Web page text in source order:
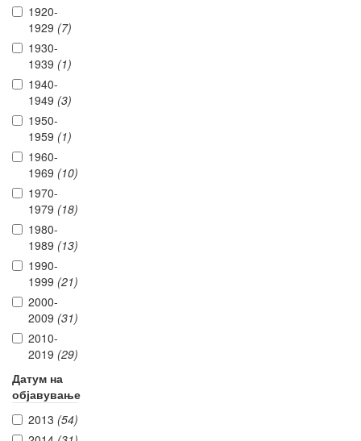
1920-
1929 (7)
1930-
1939 (1)
1940-
1949 (3)
1950-
1959 (1)
1960-
1969 (10)
1970-
1979 (18)
1980-
1989 (13)
1990-
1999 (21)
2000-
2009 (31)
2010-
2019 (29)
Датум на
објавување
2013 (54)